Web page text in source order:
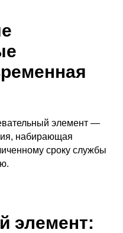
элемент —
набирающая
сроку службы
элемент: